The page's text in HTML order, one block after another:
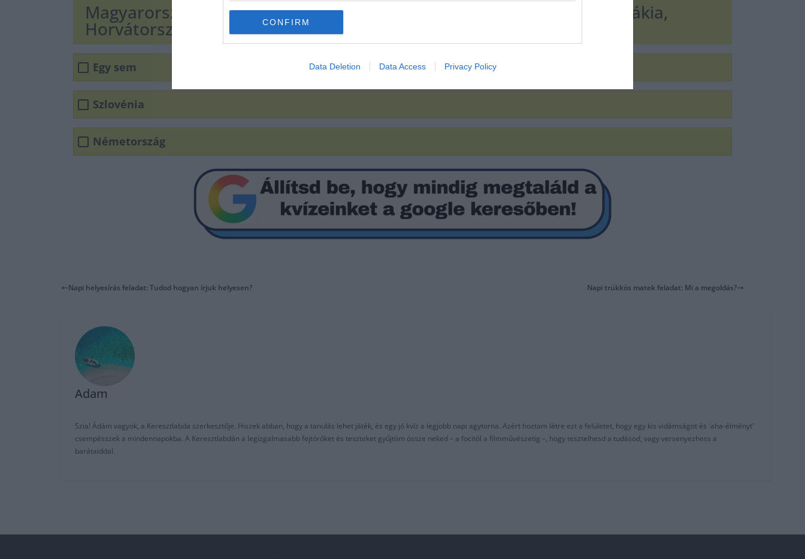
CONFIRM
Data Deletion Data Access Privacy Policy
Magyarország szomszédos országai. Melyik maradt ki? Ausztria, Szlovákia,
Horvátország, Ukrajna, Románia, Szerbia
Egy sem
Szlovénia
Németország
Napi helyesírás feladat: Tudod hogyan írjuk helyesen? Napi trükkös matek feladat: Mi a megoldás?
Adam
Szia! Ádám vagyok, a Keresztlabda szerkesztője. Hiszek abban, hogy a tanulás lehet játék, és egy jó kvíz a legjobb napi agytorna. Azért hoztam létre ezt a felületet, hogy egy kis vidámságot és 'aha-élményt'
csempésszek a mindennapokba. A Keresztlabdán a legizgalmasabb fejtörőket és teszteket gyűjtöm össze neked – a focitól a filmművészetig –, hogy tesztelhesd a tudásod, vagy versenyezhess a
barátaiddal.